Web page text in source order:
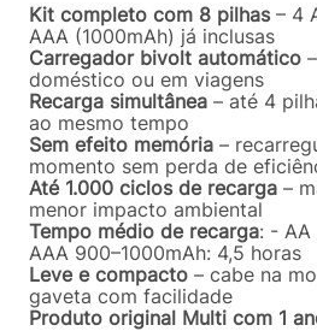
Kit completo com 8 pilhas– 4
AAA (1000mAh) já inclusas
Carregador bivolt automático
doméstico ou em viagens
Recarga simultânea – até 4
ao mesmo tempo
Sem efeito memória –
momento sem perda de
Até 1.000 ciclos de recarga –
menor impacto ambiental
Tempo médio de recarga: - AA
AAA 900–1000mAh: 4,5 horas
Leve e compacto – cabe na
gaveta com facilidade
Produto original Multi com 1